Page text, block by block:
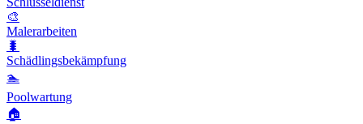
🎨
Malerarbeiten
🐛
Schädlingsbekämpfung
🏊
Poolwartung
🏠